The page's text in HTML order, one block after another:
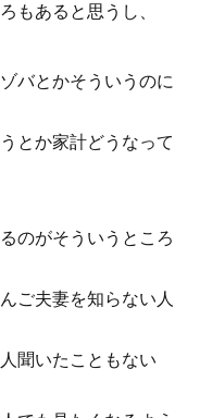
もあると思うし、
バとかそういうのに
とか家計どうなって
のがそういうところ
ご夫妻を知らない人
聞いたこともない